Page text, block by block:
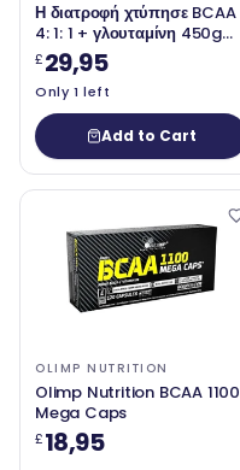
Η διατροφή χτύπησε BCAA
4: 1: 1 + γλουταμίνη 450g
φράουλα
£29,95
Only 1 left
Add to Cart
OLIMP NUTRITION
Olimp Nutrition BCAA 1100
Mega Caps
£18,95